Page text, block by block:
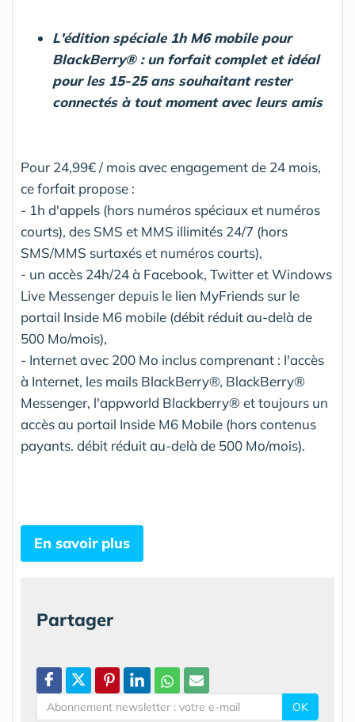
L'édition spéciale 1h M6 mobile pour
BlackBerry® : un forfait complet et idéal
pour les 15-25 ans souhaitant rester
connectés à tout moment avec leurs amis
Pour 24,99€ / mois avec engagement de 24 mois,
ce forfait propose :
- 1h d'appels (hors numéros spéciaux et numéros
courts), des SMS et MMS illimités 24/7 (hors
SMS/MMS surtaxés et numéros courts),
- un accès 24h/24 à Facebook, Twitter et Windows
Live Messenger depuis le lien MyFriends sur le
portail Inside M6 mobile (débit réduit au-delà de
500 Mo/mois),
- Internet avec 200 Mo inclus comprenant : l'accès
à Internet, les mails BlackBerry®, BlackBerry®
Messenger, l'appworld Blackberry® et toujours un
accès au portail Inside M6 Mobile (hors contenus
payants. débit réduit au-delà de 500 Mo/mois).
En savoir plus
Partager
OK